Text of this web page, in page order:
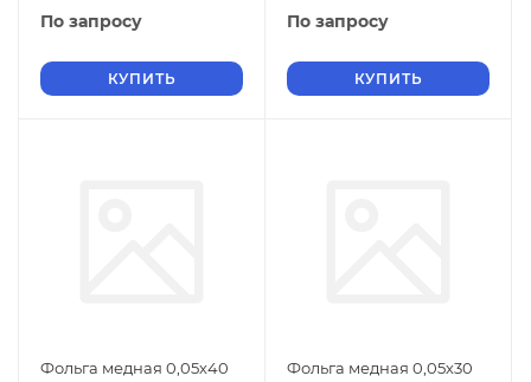
По запросу
КУПИТЬ
По запросу
КУПИТЬ
Фольга медная 0,05х40
Фольга медная 0,05х30